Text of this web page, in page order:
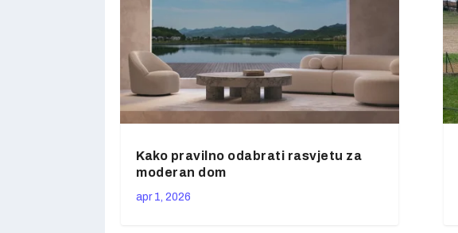
Kako pravilno odabrati rasvjetu za
moderan dom
apr 1, 2026